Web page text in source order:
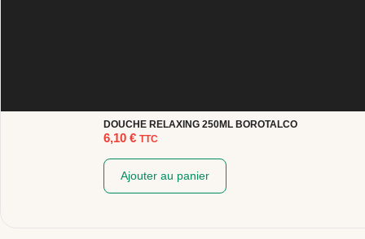
DOUCHE RELAXING 250ML BOROTALCO
6,10 € TTC
Ajouter au panier